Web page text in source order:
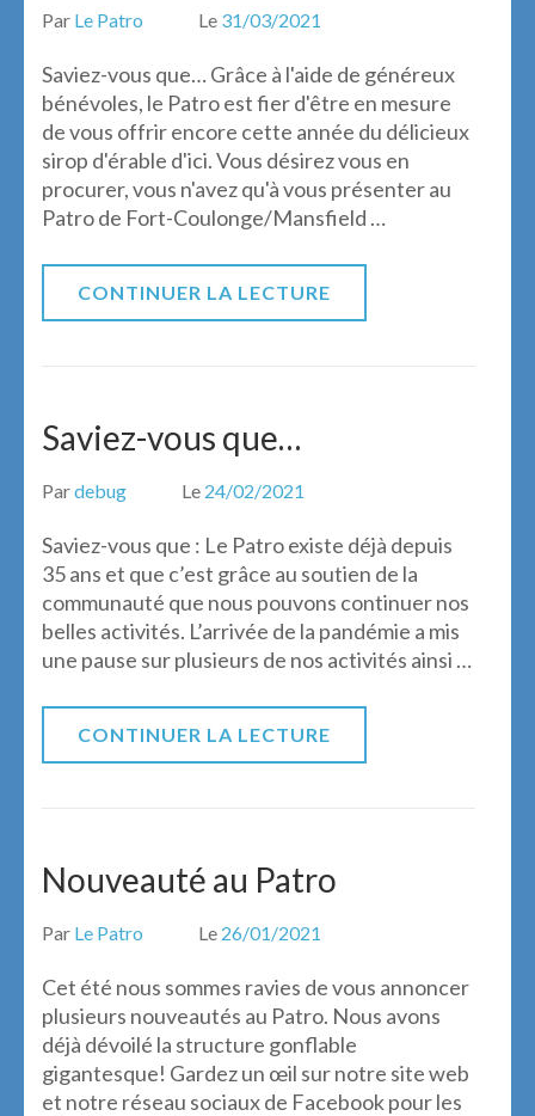
Par Le Patro Le 31/03/2021
Saviez-vous que… Grâce à l'aide de généreux
bénévoles, le Patro est fier d'être en mesure
de vous offrir encore cette année du délicieux
sirop d'érable d'ici. Vous désirez vous en
procurer, vous n'avez qu'à vous présenter au
Patro de Fort-Coulonge/Mansfield …
CONTINUER LA LECTURE
Saviez-vous que…
Pardebug Le 24/02/2021
Saviez-vous que : Le Patro existe déjà depuis
35 ans et que c’est grâce au soutien de la
communauté que nous pouvons continuer nos
belles activités. L’arrivée de la pandémie a mis
une pause sur plusieurs de nos activités ainsi …
CONTINUER LA LECTURE
Nouveauté au Patro
Par Le Patro Le 26/01/2021
Cet été nous sommes ravies de vous annoncer
plusieurs nouveautés au Patro. Nous avons
déjà dévoilé la structure gonflable
gigantesque! Gardez un œil sur notre site web
et notre réseau sociaux de Facebook pour les